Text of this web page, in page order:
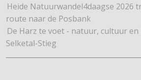
Heide Natuurwandel4daagse 2026
route naar de Posbank
De Harz te voet - natuur, cultuur
Selketal-Stieg